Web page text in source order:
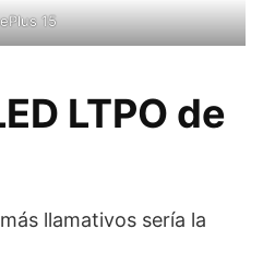
15
LTPO de
llamativos sería la